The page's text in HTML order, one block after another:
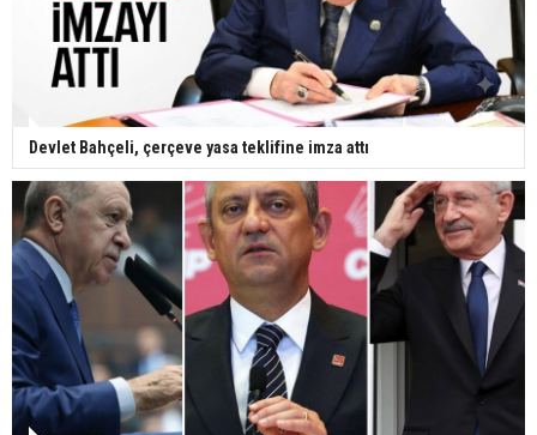
Devlet Bahçeli, çerçeve yasa teklifine imza attı